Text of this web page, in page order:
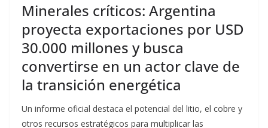
Minerales críticos: Argentina
proyecta exportaciones por USD
30.000 millones y busca
convertirse en un actor clave de
la transición energética
Un informe oficial destaca el potencial del litio, el cobre y
otros recursos estratégicos para multiplicar las